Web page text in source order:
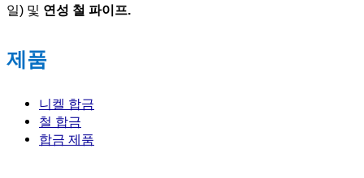
일) 및 연성 철 파이프.
제품
니켈 합금
철 합금
합금 제품